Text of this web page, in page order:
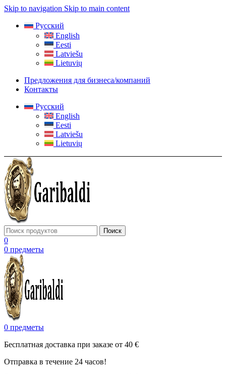
Skip to navigation Skip to main content
Русский
English
Eesti
Latviešu
Lietuvių
Предложения для бизнеса/компаний
Контакты
Русский
English
Eesti
Latviešu
Lietuvių
Поиск
0
0 предметы
0 предметы
Бесплатная доставка при заказе от 40 €
Отправка в течение 24 часов!